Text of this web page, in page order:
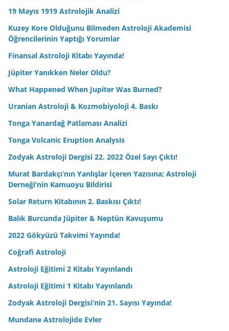
19 Mayıs 1919 Astrolojik Analizi
Kuzey Kore Olduğunu Bilmeden Astroloji Akademisi
Öğrencilerinin Yaptığı Yorumlar
Finansal Astroloji Kitabı Yayında!
Jüpiter Yanıkken Neler Oldu?
What Happened When Jupiter Was Burned?
Uranian Astroloji & Kozmobiyoloji 4. Baskı
Tonga Yanardağ Patlaması Analizi
Tonga Volcanic Eruption Analysis
Zodyak Astroloji Dergisi 22. 2022 Özel Sayı Çıktı!
Murat Bardakçı’nın Yanlışlar İçeren Yazısına; Astroloji
Derneği’nin Kamuoyu Bildirisi
Solar Return Kitabının 2. Baskısı Çıktı!
Balık Burcunda Jüpiter & Neptün Kavuşumu
2022 Gökyüzü Takvimi Yayında!
Coğrafi Astroloji
Astroloji Eğitimi 2 Kitabı Yayınlandı
Astroloji Eğitimi 1 Kitabı Yayınlandı
Zodyak Astroloji Dergisi’nin 21. Sayısı Yayında!
Mundane Astrolojide Evler